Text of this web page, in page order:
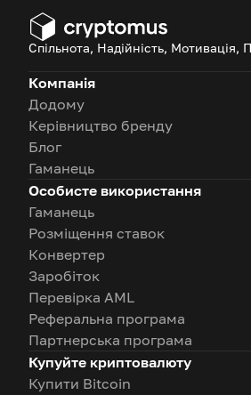
Спільнота, Надійність, Мотивація,
Компанія
Додому
Керівництво бренду
Блог
Гаманець
Особисте використання
Гаманець
Розміщення ставок
Конвертер
Заробіток
Перевірка AML
Реферальна програма
Партнерська програма
Купуйте криптовалюту
Купити Bitcoin